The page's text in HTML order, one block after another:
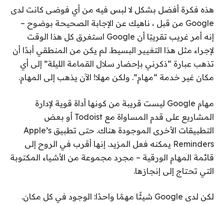
هذه فكرة أفضل بشكل لا لبس فيه من أي فوضى كانت لدى
Google من قبل ، ناهيك عن الإجابة الصحيحة بوضوح –
إنه أمر غريب تقريبًا أن Google استغرق كل هذا الوقت
لإجراء مثل هذا التغيير البسيط. لم يكن من المنطقي أبدًا أن
تذهب عبارة “ذكرني بإحضار سلال القمامة الليلة” إلى أي
مكان غير خدمة “مهام”. ولكن مهلا! الآن يذهب إلى المهام.
مهام Google ليست قريبة من كونها أداة قوية لإدارة
المشاريع على قدم المساواة مع Todoist أو بعض
التطبيقات الأخرى الموجودة هناك. حتى تطبيق Apple’s
Reminders يمكنه فعل المزيد. إنها أقرب في الروح إلى
قائمة المهام الورقية – مجرد مجموعة من الأشياء المكتوبة
التي تحتاج إلى إنجازها.
لكن لدى Google شيئًا مهمًا واحدًا: الوجود في كل مكان.